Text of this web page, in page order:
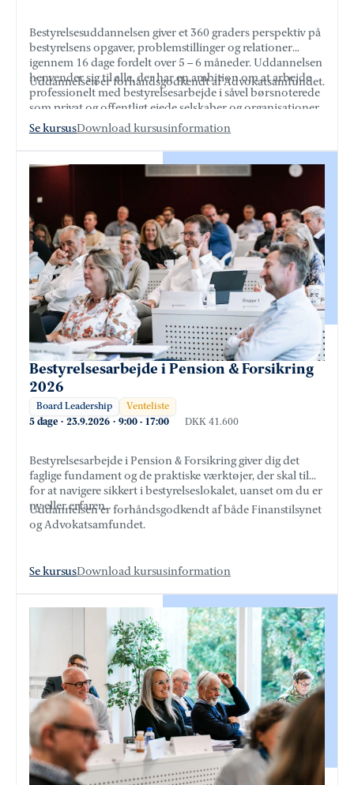
Bestyrelsesuddannelsen giver et 360 graders perspektiv på
bestyrelsens opgaver, problemstillinger og relationer
igennem 16 dage fordelt over 5 – 6 måneder. Uddannelsen
henvender sig til alle, der har en ambition om at arbejde
professionelt med bestyrelsesarbejde i såvel børsnoterede
som privat og offentligt ejede selskaber og organisationer.
Uddannelsen er forhåndsgodkendt af Advokatsamfundet.
Se kursusDownload kursusinformation
Bestyrelsesarbejde i Pension & Forsikring
2026
Board Leadership Venteliste
5 dage · 23.9.2026 · 9:00 - 17:00 DKK 41.600
Bestyrelsesarbejde i Pension & Forsikring giver dig det
faglige fundament og de praktiske værktøjer, der skal til
for at navigere sikkert i bestyrelseslokalet, uanset om du er
ny eller erfaren.
Uddannelsen er forhåndsgodkendt af både Finanstilsynet
og Advokatsamfundet.
Se kursusDownload kursusinformation